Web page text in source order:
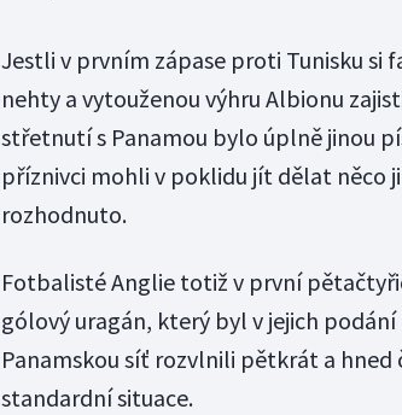
Jestli v prvním zápase proti Tunisku si
nehty a vytouženou výhru Albionu
střetnutí s Panamou bylo úplně jinou
příznivci mohli v poklidu jít dělat něco
rozhodnuto.
Fotbalisté Anglie totiž v první
gólový uragán, který byl v jejich
Panamskou síť rozvlnili pětkrát a
standardní situace.